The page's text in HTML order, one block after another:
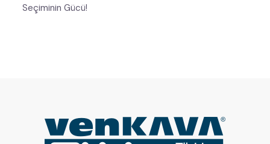
Seçiminin Gücü!